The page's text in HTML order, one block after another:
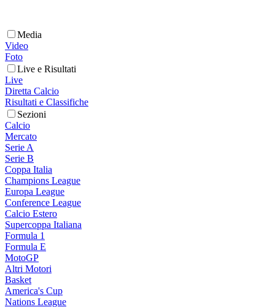
Media
Video
Foto
Live e Risultati
Live
Diretta Calcio
Risultati e Classifiche
Sezioni
Calcio
Mercato
Serie A
Serie B
Coppa Italia
Champions League
Europa League
Conference League
Calcio Estero
Supercoppa Italiana
Formula 1
Formula E
MotoGP
Altri Motori
Basket
America's Cup
Nations League